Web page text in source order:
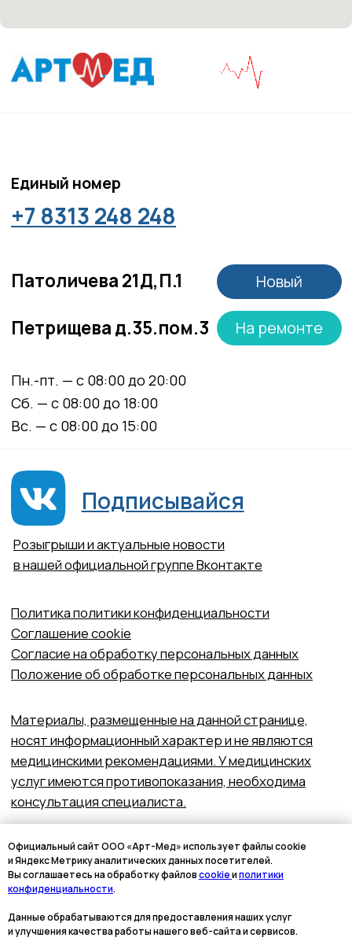
Официальный сайт ООО «Арт-Мед» использует файлы cookie
и Яндекс Метрику аналитических данных посетителей.
Вы соглашаетесь на обработку файловcookieиполитики
конфиденциальности.
Данные обрабатываются для предоставления наших услуг
и улучшения качества работы нашего веб-сайта и сервисов.